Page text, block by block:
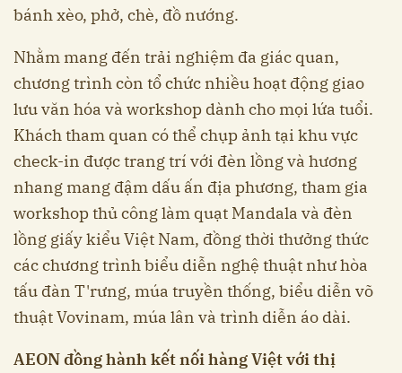
bánh xèo, phở, chè, đồ nướng.
Nhằm mang đến trải nghiệm đa giác quan,
chương trình còn tổ chức nhiều hoạt động giao
lưu văn hóa và workshop dành cho mọi lứa tuổi.
Khách tham quan có thể chụp ảnh tại khu vực
check-in được trang trí với đèn lồng và hương
nhang mang đậm dấu ấn địa phương, tham gia
workshop thủ công làm quạt Mandala và đèn
lồng giấy kiểu Việt Nam, đồng thời thưởng thức
các chương trình biểu diễn nghệ thuật như hòa
tấu đàn T'rưng, múa truyền thống, biểu diễn võ
thuật Vovinam, múa lân và trình diễn áo dài.
AEON đồng hành kết nối hàng Việt với thị